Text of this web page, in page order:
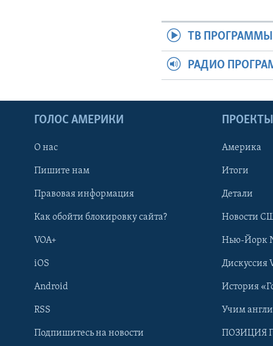
Learning English
ТВ ПРОГРАММЫ
РАДИО
ГОЛОС АМЕРИКИ
О нас
Пишите нам
Правовая информация
Как обойти блокировку сайта?
VOA+
iOS
Android
RSS
Подпишитесь на новости
ПРОЕКТЫ
Америка
Итоги
Детали
Новости
Нью-Йорк
Дискуссия
История
Учим
ПОЗИЦИЯ